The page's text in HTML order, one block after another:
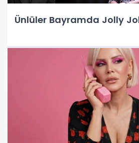
Ünlüler Bayramda Jolly